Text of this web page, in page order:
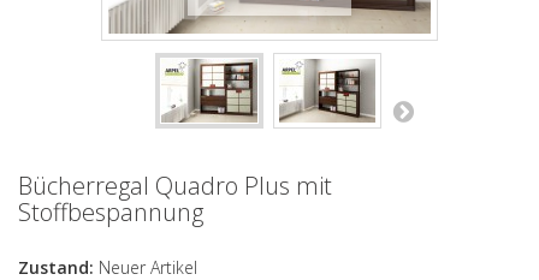
Bücherregal Quadro Plus mit
Stoffbespannung
Zustand: Neuer Artikel